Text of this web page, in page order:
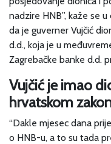
nadzire HNB”, kaže se
da je guverner Vujčić
d.d., koja je u
Zagrebačke banke d.d.
Vujčić je imao
hrvatskom
“Dakle mjesec dana
o HNB-u, a to su tada